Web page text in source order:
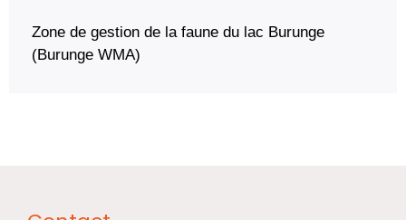
Zone de gestion de la faune du lac Burunge
(Burunge WMA)